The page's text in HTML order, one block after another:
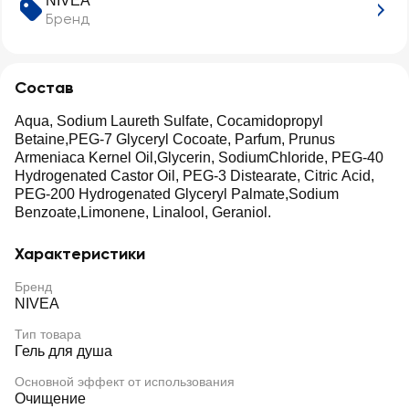
Бренд
Состав
Aqua, Sodium Laureth Sulfate, Cocamidopropyl
Betaine,PEG-7 Glyceryl Cocoate, Parfum, Prunus
Armeniaca Kernel Oil,Glycerin, SodiumChloride, PEG-40
Hydrogenated Castor Oil, PEG-3 Distearate, Citric Acid,
PEG-200 Hydrogenated Glyceryl Palmate,Sodium
Benzoate,Limonene, Linalool, Geraniol.
Характеристики
Бренд
NIVEA
Тип товара
Гель для душа
Основной эффект от использования
Очищение